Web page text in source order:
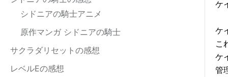
シドニアの騎士アニメ
原作マンガ シドニアの騎士
サクラダリセットの感想
レベルEの感想
ケ
ケ
こ
ケ
管